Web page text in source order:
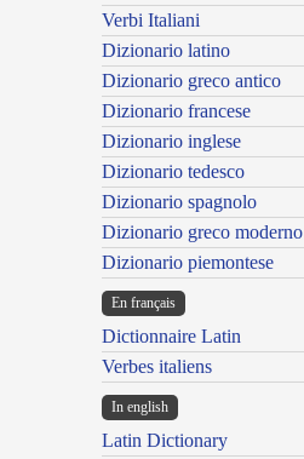
Verbi Italiani
Dizionario latino
Dizionario greco antico
Dizionario francese
Dizionario inglese
Dizionario tedesco
Dizionario spagnolo
Dizionario greco moderno
Dizionario piemontese
En français
Dictionnaire Latin
Verbes italiens
In english
Latin Dictionary